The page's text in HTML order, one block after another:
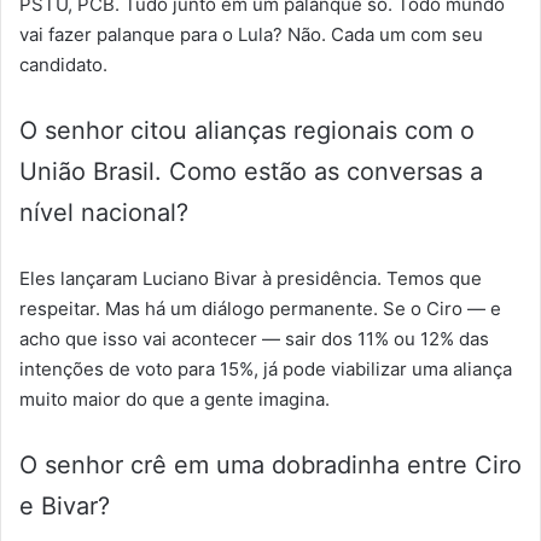
PSTU, PCB. Tudo junto em um palanque só. Todo mundo
vai fazer palanque para o Lula? Não. Cada um com seu
candidato.
O senhor citou alianças regionais com o
União Brasil. Como estão as conversas a
nível nacional?
Eles lançaram Luciano Bivar à presidência. Temos que
respeitar. Mas há um diálogo permanente. Se o Ciro — e
acho que isso vai acontecer — sair dos 11% ou 12% das
intenções de voto para 15%, já pode viabilizar uma aliança
muito maior do que a gente imagina.
O senhor crê em uma dobradinha entre Ciro
e Bivar?